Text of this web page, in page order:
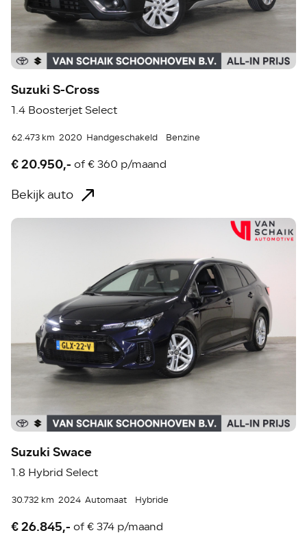
Suzuki S-Cross
1.4 Boosterjet Select
62.473 km 2020 Handgeschakeld Benzine
€ 20.950,- of€ 360 p/maand
Bekijk auto
Suzuki Swace
1.8 Hybrid Select
30.732 km 2024 Automaat Hybride
€ 26.845,- of€ 374 p/maand